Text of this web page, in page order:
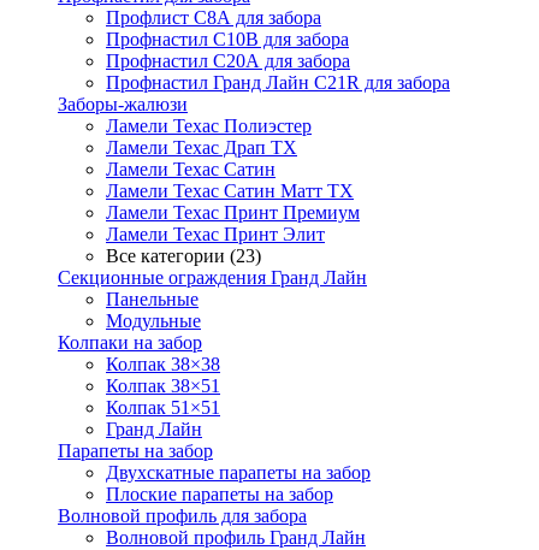
Профлист С8А для забора
Профнастил С10В для забора
Профнастил С20А для забора
Профнастил Гранд Лайн С21R для забора
Заборы-жалюзи
Ламели Техас Полиэстер
Ламели Техас Драп ТХ
Ламели Техас Сатин
Ламели Техас Сатин Матт ТХ
Ламели Техас Принт Премиум
Ламели Техас Принт Элит
Все категории (23)
Секционные ограждения Гранд Лайн
Панельные
Модульные
Колпаки на забор
Колпак 38×38
Колпак 38×51
Колпак 51×51
Гранд Лайн
Парапеты на забор
Двухскатные парапеты на забор
Плоские парапеты на забор
Волновой профиль для забора
Волновой профиль Гранд Лайн